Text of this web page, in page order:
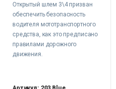
Открытый шлем 3\4 призван
обеспечить безопасность
водителя мототранспортного
средства, как это предписано
правилами дорожного
движения.